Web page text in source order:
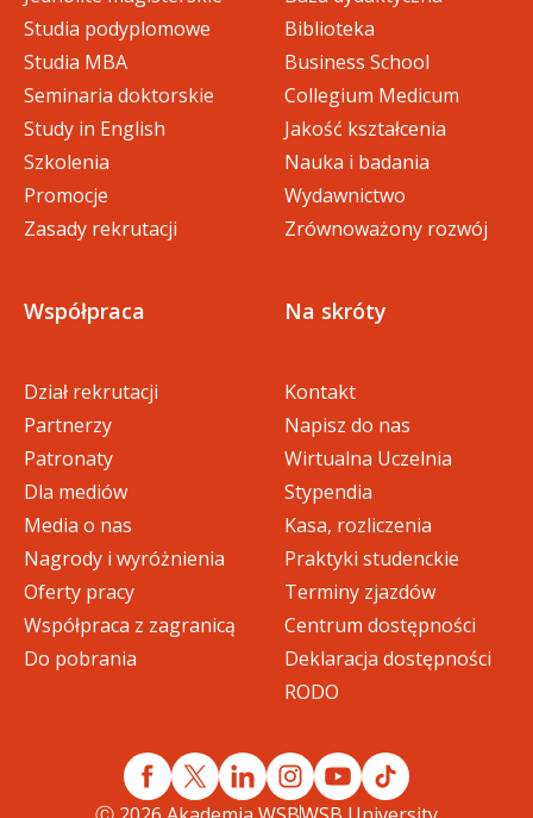
Studia podyplomowe
Studia MBA
Seminaria doktorskie
Study in English
Szkolenia
Promocje
Zasady rekrutacji
Biblioteka
Business School
Collegium Medicum
Jakość kształcenia
Nauka i badania
Wydawnictwo
Zrównoważony rozwój
Współpraca
Dział rekrutacji
Partnerzy
Patronaty
Dla mediów
Media o nas
Nagrody i wyróżnienia
Oferty pracy
Współpraca z zagranicą
Do pobrania
Na skróty
Kontakt
Napisz do nas
Wirtualna Uczelnia
Stypendia
Kasa, rozliczenia
Praktyki studenckie
Terminy zjazdów
Centrum dostępności
Deklaracja dostępności
RODO